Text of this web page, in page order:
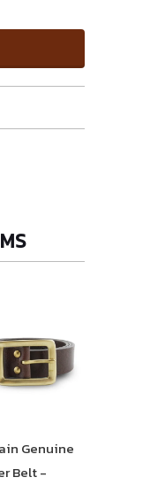
Genuine
Belt -